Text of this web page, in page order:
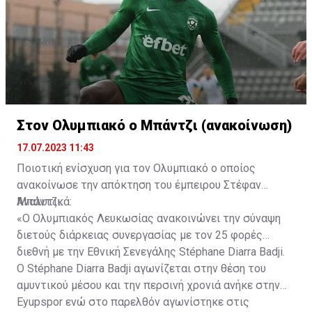
Στον Ολυμπιακό ο Μπάντζι (ανακοίνωση)
17.07.2023 11:43
Ποιοτική ενίσχυση για τον Ολυμπιακό ο οποίος
ανακοίνωσε την απόκτηση του έμπειρου Στέφαν
Μπάντζι.
Αναλυτικά:
«Ο Ολυμπιακός Λευκωσίας ανακοινώνει την σύναψη
διετούς διάρκειας συνεργασίας με τον 25 φορές
διεθνή με την Εθνική Σενεγάλης Stéphane Diarra Badji.
Ο Stéphane Diarra Badji αγωνίζεται στην θέση του
αμυντικού μέσου και την περσινή χρονιά ανήκε στην
Eyupspor ενώ στο παρελθόν αγωνίστηκε στις